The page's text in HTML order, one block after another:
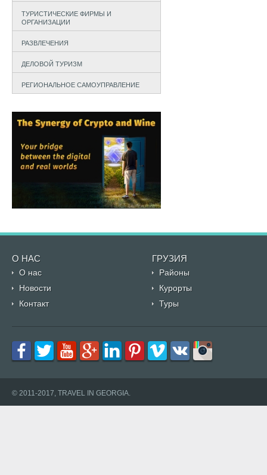
ТУРИСТИЧЕСКИЕ ФИРМЫ И
ОРГАНИЗАЦИИ
РАЗВЛЕЧЕНИЯ
ДЕЛОВОЙ ТУРИЗМ
РЕГИОНАЛЬНОЕ САМОУПРАВЛЕНИЕ
О НАС ГРУЗИЯ
О нас
Районы
Новости
Курорты
Контакт
Туры
© 2011-2017, TRAVEL IN GEORGIA.